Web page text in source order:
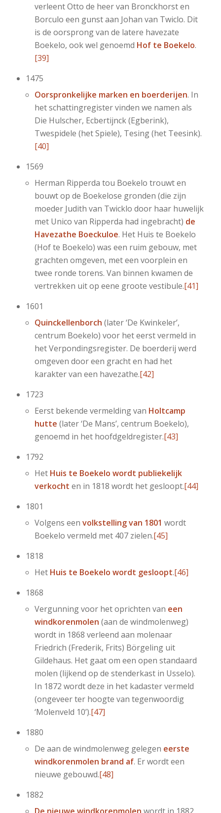
verleent Otto de heer van Bronckhorst en
Borculo een gunst aan Johan van Twiclo. Dit
is de oorsprong van de latere havezate
Boekelo, ook wel genoemd Hof te Boekelo.
[39]
1475
Oorspronkelijke marken en boerderijen. In
het schattingregister vinden we namen als
Die Hulscher, Ecbertijnck (Egberink),
Twespidele (het Spiele), Tesing (het Teesink).
[40]
1569
Herman Ripperda tou Boekelo trouwt en
bouwt op de Boekelose gronden (die zijn
moeder Judith van Twicklo door haar huwelijk
met Unico van Ripperda had ingebracht) de
Havezathe Boeckuloe. Het Huis te Boekelo
(Hof te Boekelo) was een ruim gebouw, met
grachten omgeven, met een voorplein en
twee ronde torens. Van binnen kwamen de
vertrekken uit op eene groote vestibule.[41]
1601
Quinckellenborch (later ‘De Kwinkeler’,
centrum Boekelo) voor het eerst vermeld in
het Verpondingsregister. De boerderij werd
omgeven door een gracht en had het
karakter van een havezathe.[42]
1723
Eerst bekende vermelding van Holtcamp
hutte (later ‘De Mans’, centrum Boekelo),
genoemd in het hoofdgeldregister.[43]
1792
Het Huis te Boekelo wordt publiekelijk
verkocht en in 1818 wordt het gesloopt.[44]
1801
Volgens een volkstelling van 1801 wordt
Boekelo vermeld met 407 zielen.[45]
1818
Het Huis te Boekelo wordt gesloopt.[46]
1868
Vergunning voor het oprichten van een
windkorenmolen (aan de windmolenweg)
wordt in 1868 verleend aan molenaar
Friedrich (Frederik, Frits) Börgeling uit
Gildehaus. Het gaat om een open standaard
molen (lijkend op de stenderkast in Usselo).
In 1872 wordt deze in het kadaster vermeld
(ongeveer ter hoogte van tegenwoordig
‘Molenveld 10’).[47]
1880
De aan de windmolenweg gelegen eerste
windkorenmolen brand af. Er wordt een
nieuwe gebouwd.[48]
1882